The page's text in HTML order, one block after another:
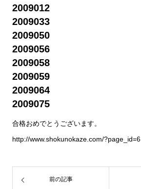
2009012
2009033
2009050
2009056
2009058
2009059
2009064
2009075
合格おめでとうございます。
http://www.shokunokaze.com/?page_id=6
前の記事